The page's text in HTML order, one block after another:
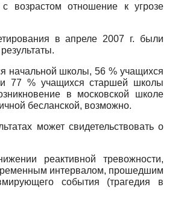
возрастом отношение к угрозе
в апреле 2007 г. были
начальной школы, 56 % учащихся
77 % учащихся старшей школы
в московской школе
бесланской, возможно.
может свидетельствовать о
реактивной тревожности,
интервалом, прошедшим
события (трагедия в